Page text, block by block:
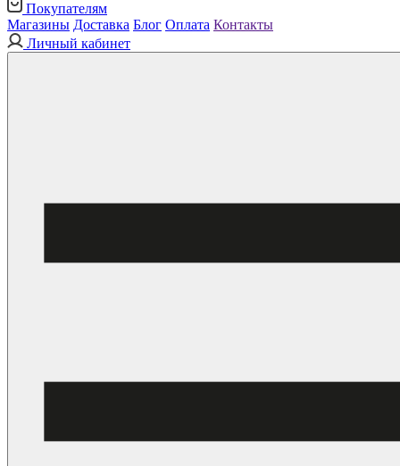
Покупателям
Магазины Доставка Блог Оплата Контакты
Личный кабинет